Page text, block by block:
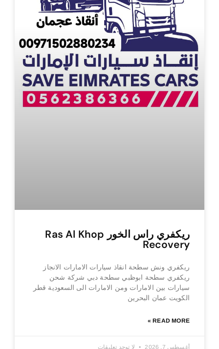
ريكفري راس الخور Ras Al Khop
Recovery
ريكفري ونش سطحة انقاذ سيارات الامارات الانجاز
ريكفري سطحة ابوظبي سطحة دبي شركة شحن
سيارات بين الامارات ومن الامارات الى السعودية قطر
الكويت عمان البحرين
READ MORE »
أغسطس 7, 2026 لا توجد تعليقات